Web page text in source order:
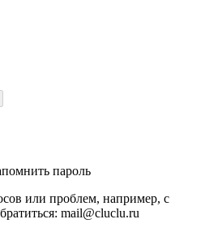
пароль
или проблем, например, с
mail@cluclu.ru